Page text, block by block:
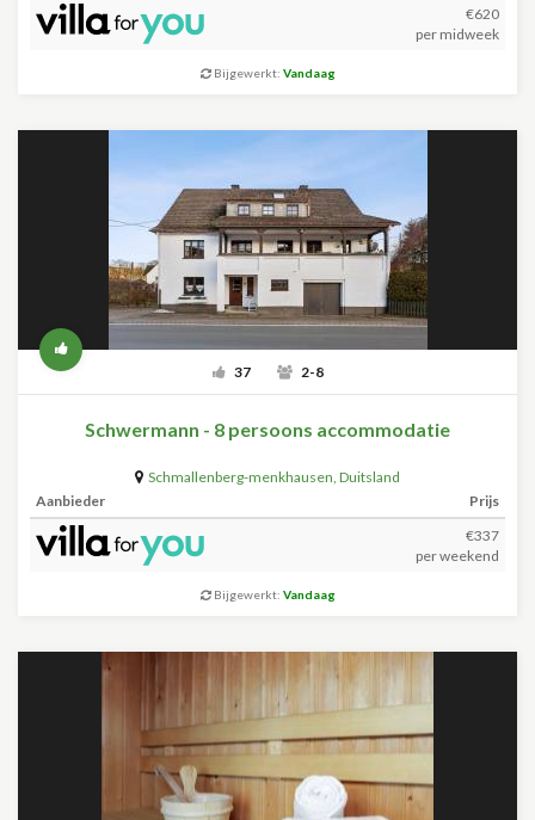
€620
per midweek
Bijgewerkt: Vandaag
37 2-8
Schwermann - 8 persoons accommodatie
Schmallenberg-menkhausen, Duitsland
Aanbieder
Prijs
€337
per weekend
Bijgewerkt: Vandaag